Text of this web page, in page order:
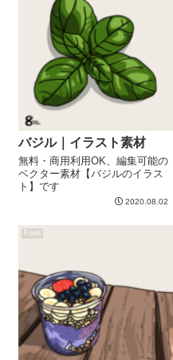
バジル｜イラスト素材
無料・商用利用OK、編集可能の
ベクター素材【バジルのイラス
ト】です
2020.08.02
Food